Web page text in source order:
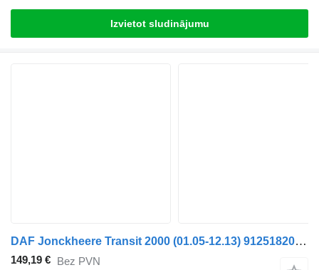
Izvietot sludinājumu
DAF Jonckheere Transit 2000 (01.05-12.13) 9125182060 pneimatiskais kompresors paredzēts VDL Jonckheere Transit 2000 (2005-2013) autobusa
149,19 € Bez PVN